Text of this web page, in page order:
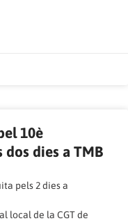
10è
dies a TMB
pels 2 dies a
local de la CGT de